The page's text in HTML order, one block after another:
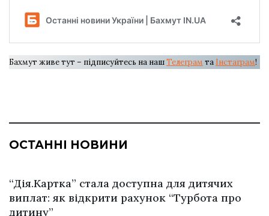
Бахмут живе тут – підписуйтесь на нашТелеграм та Інстаграм!
ОСТАННІ НОВИНИ
“Дія.Картка” стала доступна для дитячих
виплат: як відкрити рахунок “Турбота про
дитину”